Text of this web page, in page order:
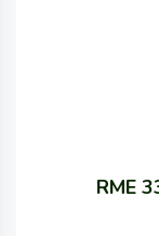
RME